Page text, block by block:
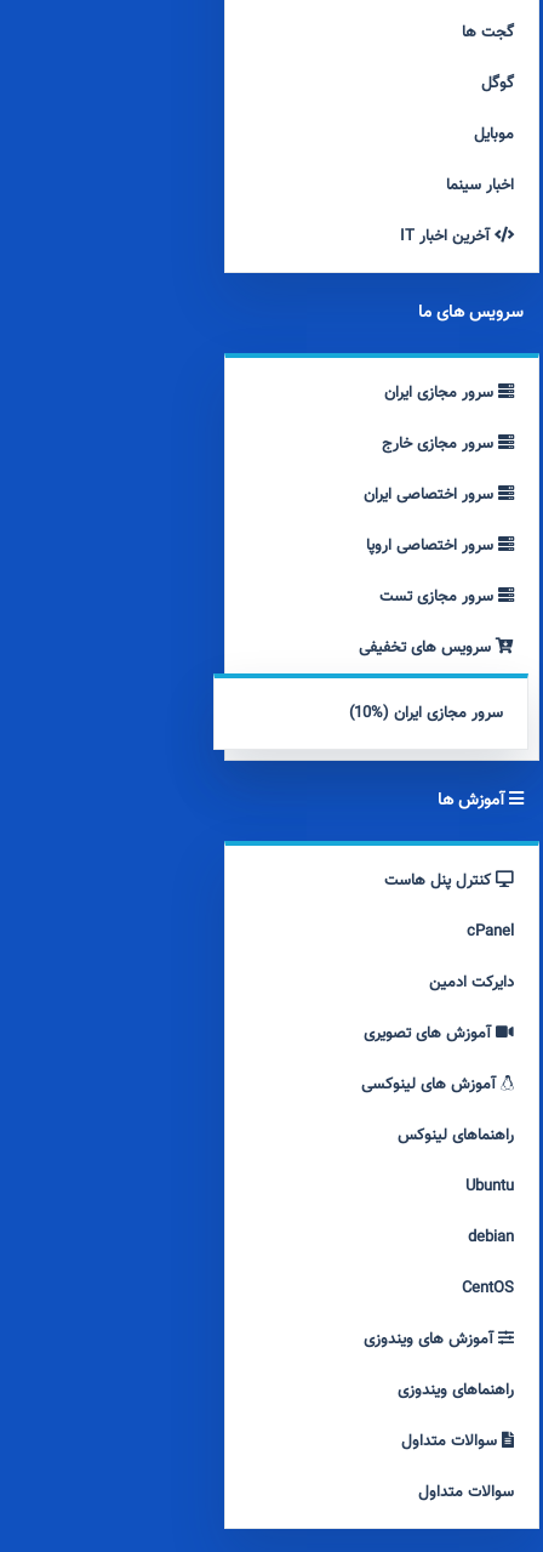
گجت ها
گوگل
موبایل
اخبار سینما
آخرین اخبار IT
سرویس های ما
سرور مجازی ایران
سرور مجازی خارج
سرور اختصاصی ایران
سرور اختصاصی اروپا
سرور مجازی تست
سرویس های تخفیفی
سرور مجازی ایران (%10)
آموزش ها
کنترل پنل هاست
cPanel
دایرکت ادمین
آموزش های تصویری
آموزش های لینوکسی
راهنماهای لینوکس
Ubuntu
debian
CentOS
آموزش های ویندوزی
راهنماهای ویندوزی
سوالات متداول
سوالات متداول